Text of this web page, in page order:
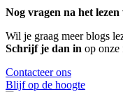
Nog vragen na het
Wil je graag meer blogs
Schrijf je dan in op onze
Contacteer ons
Blijf op de hoogte